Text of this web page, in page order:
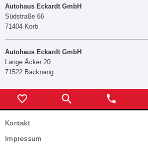
Autohaus Eckardt GmbH
Südstraße 66
71404 Korb
Telefon: 07151-986670
Telefax: 07151-9866729
E-MAIL SENDEN
Montag - Freitag:
Montag - Freitag:
Samstag:
Autohaus Eckardt GmbH
Lange Äcker 20
71522 Backnang
Telefon: 07191-343580
Telefax:
E-MAIL SENDEN
Kontakt
Impressum